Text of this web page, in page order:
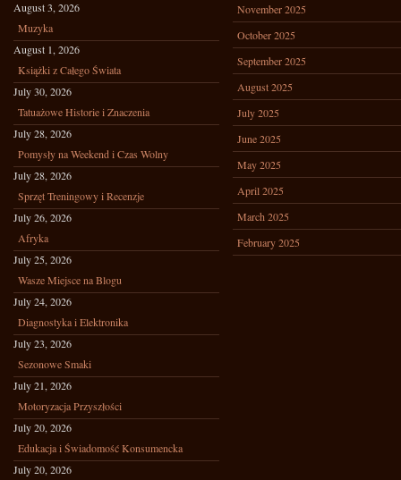
August 3, 2026
Muzyka
August 1, 2026
Książki z Całego Świata
July 30, 2026
Tatuażowe Historie i Znaczenia
July 28, 2026
Pomysły na Weekend i Czas Wolny
July 28, 2026
Sprzęt Treningowy i Recenzje
July 26, 2026
Afryka
July 25, 2026
Wasze Miejsce na Blogu
July 24, 2026
Diagnostyka i Elektronika
July 23, 2026
Sezonowe Smaki
July 21, 2026
Motoryzacja Przyszłości
July 20, 2026
Edukacja i Świadomość Konsumencka
July 20, 2026
November 2025
October 2025
September 2025
August 2025
July 2025
June 2025
May 2025
April 2025
March 2025
February 2025